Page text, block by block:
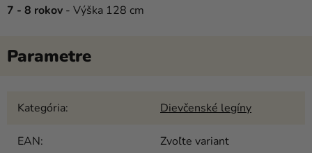
7 - 8 rokov - Výška 128 cm
Kategória: Dievčenské legíny
EAN: Zvoľte variant